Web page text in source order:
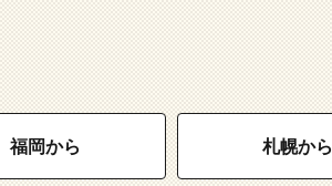
福岡から 札幌から